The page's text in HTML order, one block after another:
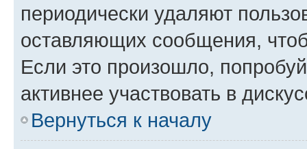
периодически удаляют
оставляющих сообщения,
Если это произошло,
активнее участвовать в
Вернуться к началу